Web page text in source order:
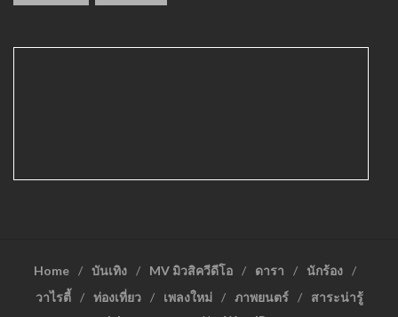
Home บันเทิง MV มิวสิควีดีโอ ดารา
นักร้อง
วาไรตี้
ท่องเที่ยว เพลงใหม่ ภาพยนตร์
สาระน่ารู้